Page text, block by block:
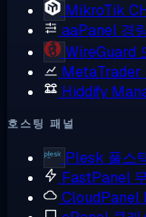
MikroTik
aaPanel 경
WireGuard
MetaTrader
Hiddify
호스팅 패널
Plesk 풀스
FastPanel
CloudPanel